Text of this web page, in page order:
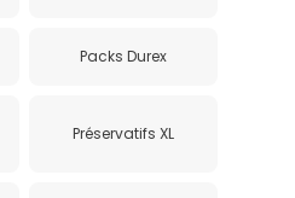
Packs Durex
Préservatifs XL